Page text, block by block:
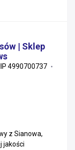
| Sklep
4990700737
z Sianowa,
jakości